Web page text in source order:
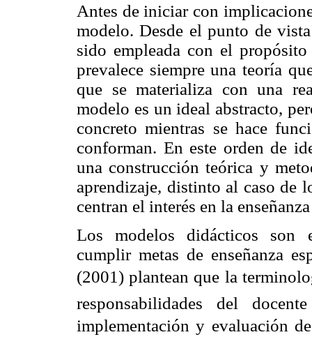
Antes de iniciar con
modelo. Desde el punto de
sido empleada con el
prevalece siempre una teoría
que se materializa con una
modelo es un ideal abstracto,
concreto mientras se hace
conforman. En este orden de
una construcción teórica y
aprendizaje, distinto al caso de
centran el interés en la
Los modelos didácticos son
cumplir metas de enseñanza
(2001) plantean que la
responsabilidades del
implementación y evaluación